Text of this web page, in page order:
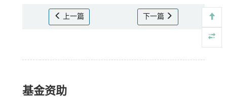
上一篇 下一篇
基金资助